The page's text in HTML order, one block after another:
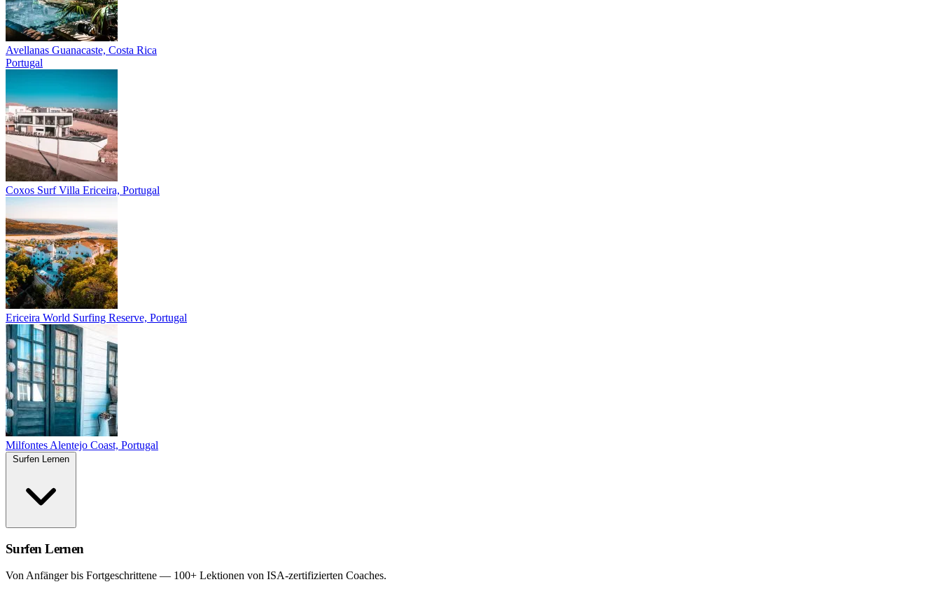
Avellanas Guanacaste, Costa Rica
Portugal
Coxos Surf Villa Ericeira, Portugal
Ericeira World Surfing Reserve, Portugal
Milfontes Alentejo Coast, Portugal
Surfen Lernen
Von Anfänger bis Fortgeschrittene — 100+ Lektionen von ISA-zertifizierten Coaches.